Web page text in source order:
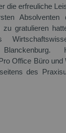
die erfreuliche
Absolventen
zu gratulieren
Office Büro und
des